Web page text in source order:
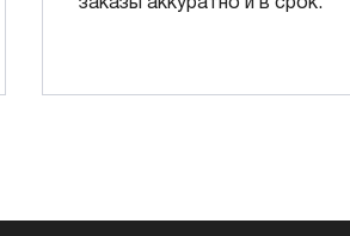
заказы аккуратно и в срок.